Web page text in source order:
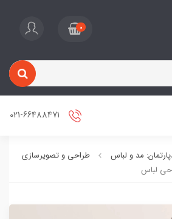
0
مد و لباس
طراحی و تصویرسازی
لباس